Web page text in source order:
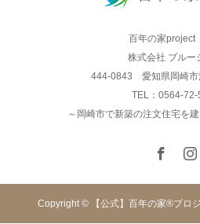
百年の家
株式会社 ブルー
444-0843 愛知県岡崎市
TEL：0564-72-
～岡崎市で新築の注文住宅を
Copyright © 【公式】百年の家®︎プロ